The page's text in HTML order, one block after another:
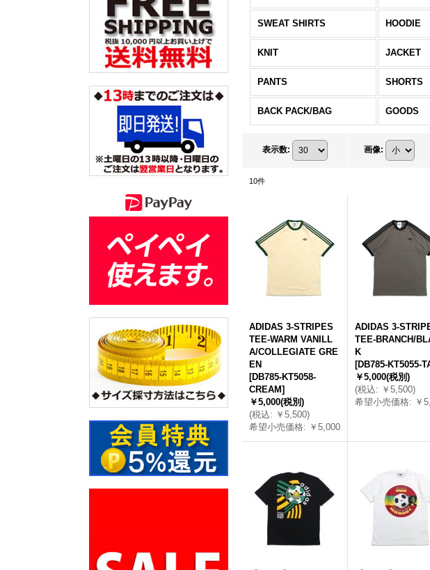
SWEAT SHIRTS HOODIE
KNIT JACKET
PANTS SHORTS
BACK PACK/BAG GOODS
表示数: 画像:
10件
ADIDAS 3-STRIPES
TEE-WARM VANILL
A/COLLEGIATE GRE
EN
[DB785-KT5058-
CREAM]
￥5,000(税別)
(税込: ￥5,500)
希望小売価格: ￥5,000
ADIDAS 3-
TEE-BRANCH/
K
[DB785-KT5055-
￥5,000(税別)
(税込: ￥5,500)
希望小売価格: ￥